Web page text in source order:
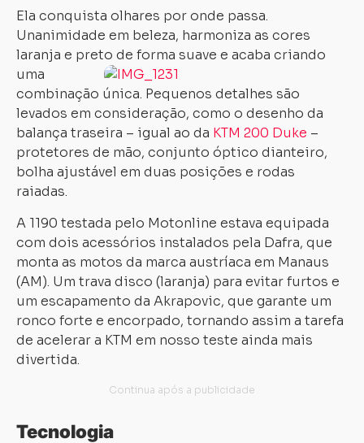
Ela conquista olhares por onde passa.
Unanimidade em beleza, harmoniza as cores
laranja e preto de forma suave e acaba criando
uma
combinação única. Pequenos detalhes são
levados em consideração, como o desenho da
balança traseira – igual ao da KTM 200 Duke –
protetores de mão, conjunto óptico dianteiro,
bolha ajustável em duas posições e rodas
raiadas.
A 1190 testada pelo Motonline estava equipada
com dois acessórios instalados pela Dafra, que
monta as motos da marca austríaca em Manaus
(AM). Um trava disco (laranja) para evitar furtos e
um escapamento da Akrapovic, que garante um
ronco forte e encorpado, tornando assim a tarefa
de acelerar a KTM em nosso teste ainda mais
divertida.
Tecnologia